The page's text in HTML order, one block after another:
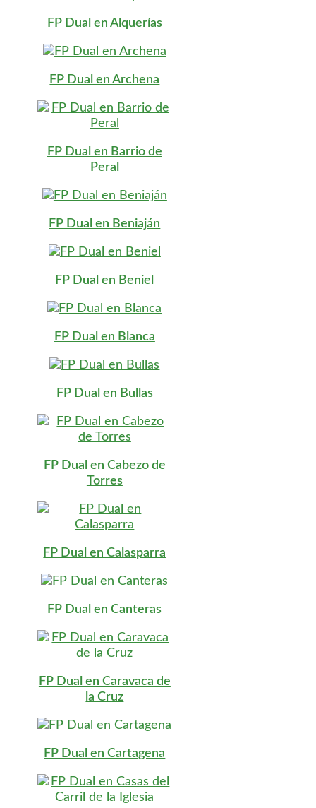
FP Dual en Alquerías
FP Dual en Archena
FP Dual en Barrio de
Peral
FP Dual en Beniaján
FP Dual en Beniel
FP Dual en Blanca
FP Dual en Bullas
FP Dual en Cabezo de
Torres
FP Dual en Calasparra
FP Dual en Canteras
FP Dual en Caravaca de
la Cruz
FP Dual en Cartagena